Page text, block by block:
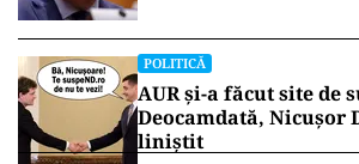
POLITICĂ
AUR și-a făcut site de
Deocamdată, Nicușor
liniștit